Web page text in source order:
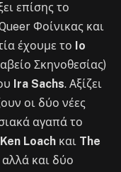
επίσης το
Φοίνικας και
έχουμε το Io
Σκηνοθεσίας)
Ira Sachs. Αξίζει
οι δύο νέες
αγαπά το
Ken Loach και The
αλλά και δύο